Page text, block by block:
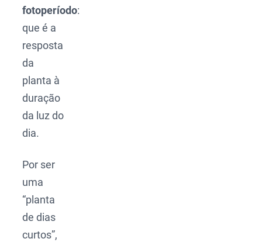
fotoperíodo:
que é a
resposta
da
planta à
duração
da luz do
dia.
Por ser
uma
“planta
de dias
curtos”,